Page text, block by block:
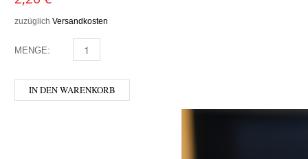
zuzüglich Versandkosten
MENGE: HOFSTETTNER - GRANIT MENGE
IN DEN WARENKORB